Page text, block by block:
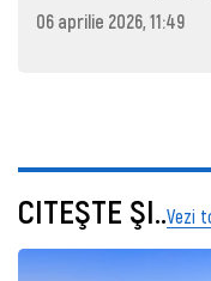
06 aprilie 2026, 11:49
CITEŞTE ŞI..Vezi